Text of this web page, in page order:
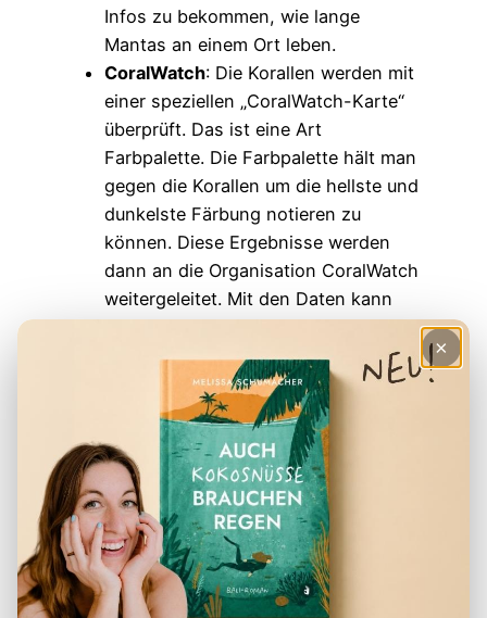
Infos zu bekommen, wie lange
Mantas an einem Ort leben.
CoralWatch: Die Korallen werden mit
einer speziellen „CoralWatch-Karte“
überprüft. Das ist eine Art
Farbpalette. Die Farbpalette hält man
gegen die Korallen um die hellste und
dunkelste Färbung notieren zu
können. Diese Ergebnisse werden
dann an die Organisation CoralWatch
weitergeleitet. Mit den Daten kann
Lokale Fischpopulation: Die
Fischpopulationen und Nudibranches
(Nacktschnecken) vor Ort werden
gezählt, nach Größe sortiert und
dokumentiert.
Mapping Project: Hier werden die
Riffe rund um die Insel dokumentiert,
um eine Unterwasser-Karte von Raja
Ampat erstellen zu können.
×